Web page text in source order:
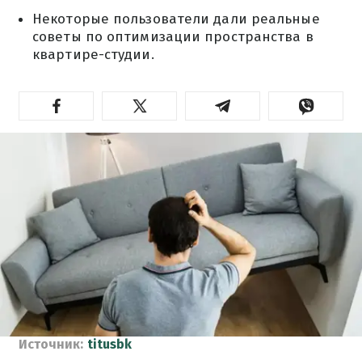
Некоторые пользователи дали реальные
советы по оптимизации пространства в
квартире-студии.
Источник: titusbk